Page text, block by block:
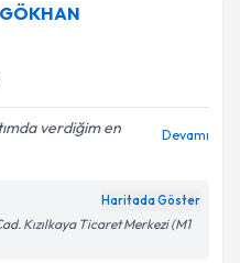
Hakverir
bu uzmandan randevu
e-posta ile
ilişkinAydınlatma
verilerimin belirtilen
verdiğim en
Devamı
Haritada Göster
Kızılkaya Ticaret Merkezi (M1